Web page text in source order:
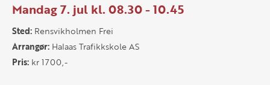
Mandag 7. jul kl. 08.30 - 10.45
Sted: Rensvikholmen Frei
Arrangør: Halaas Trafikkskole AS
Pris: kr 1700,-